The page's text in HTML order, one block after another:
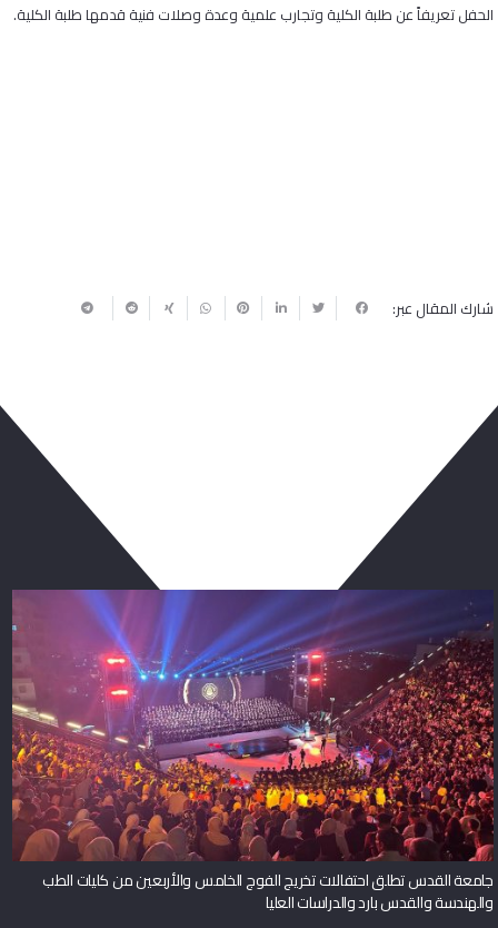
الحفل تعريفاً عن طلبة الكلية وتجارب علمية وعدة وصلات فنية قدمها طلبة الكلية.
شارك المقال عبر:
جامعة القدس تطلق احتفالات تخريج الفوج الخامس والأربعين من كليات الطب
والهندسة والقدس بارد والدراسات العليا